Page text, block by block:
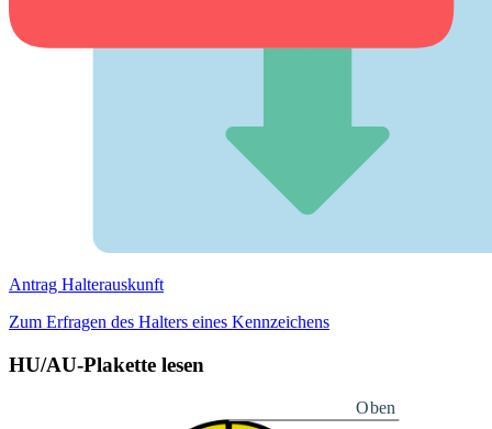
Antrag Halterauskunft
Zum Erfragen des Halters eines Kennzeichens
HU/AU-Plakette lesen